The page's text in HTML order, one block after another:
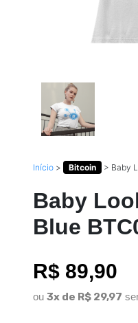
Início > Bitcoin > Baby
Baby
Blue
R$ 89,90
ou 3x de R$ 29,97